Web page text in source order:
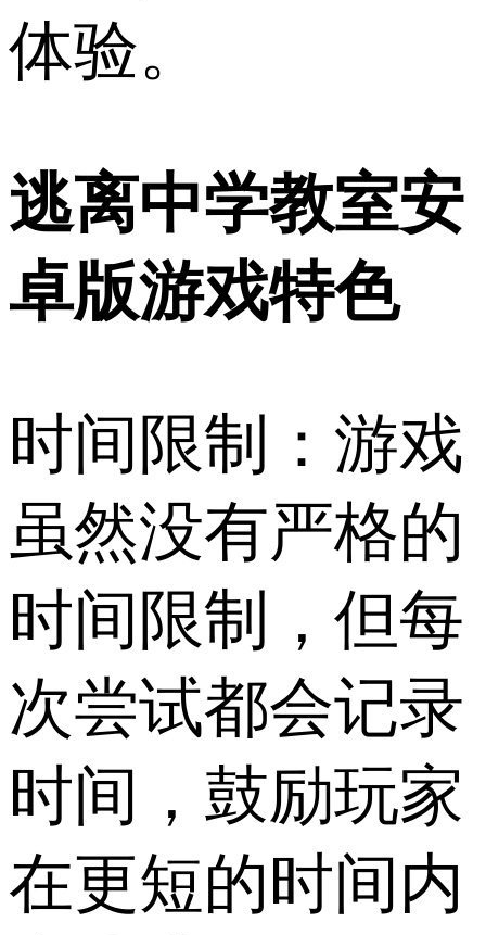
体验。
逃离中学教室安
卓版游戏特色
时间限制：游戏
虽然没有严格的
时间限制，但每
次尝试都会记录
时间，鼓励玩家
在更短的时间内